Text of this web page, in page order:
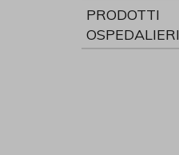
PRODOTTI
OSPEDALIERI